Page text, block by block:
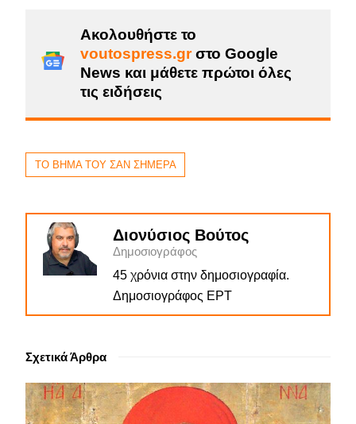
Ακολουθήστε το
voutospress.grστο Google
News και μάθετε πρώτοι όλες
τις ειδήσεις
ΤΟ ΒΗΜΑ ΤΟΥ ΣΑΝ ΣΗΜΕΡΑ
Διονύσιος Βούτος
Δημοσιογράφος
45 χρόνια στην δημοσιογραφία.
Δημοσιογράφος ΕΡΤ
Σχετικά Άρθρα